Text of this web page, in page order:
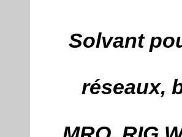
Solvant
réseaux,